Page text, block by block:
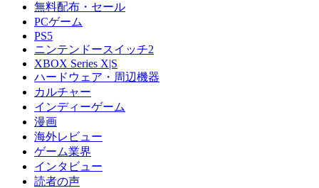
無料配布・セール
PCゲーム
PS5
ニンテンドースイッチ2
XBOX Series X|S
ハードウェア・周辺機器
カルチャー
インディーゲーム
漫画
海外レビュー
ゲーム業界
インタビュー
読者の声